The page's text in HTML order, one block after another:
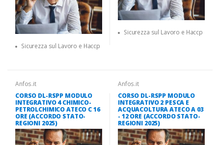
Sicurezza sul Lavoro e Haccp
Sicurezza sul Lavoro e Haccp
Anfos.it
CORSO DL-RSPP MODULO
INTEGRATIVO 4 CHIMICO-
PETROLCHIMICO ATECO C 16
ORE (ACCORDO STATO-
REGIONI 2025)
Anfos.it
CORSO DL-RSPP MODULO
INTEGRATIVO 2 PESCA E
ACQUACOLTURA ATECO A 03
- 12 ORE (ACCORDO STATO-
REGIONI 2025)